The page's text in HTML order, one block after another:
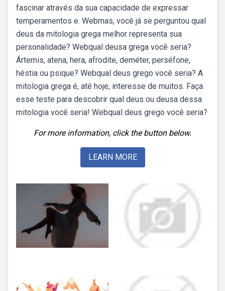
fascinar através da sua capacidade de expressar
temperamentos e. Webmas, você já se perguntou qual
deus da mitologia grega melhor representa sua
personalidade? Webqual deusa grega você seria?
Ártemis, atena, hera, afrodite, deméter, perséfone,
héstia ou psique? Webqual deus grego você seria? A
mitologia grega é, até hoje, interesse de muitos. Faça
esse teste para descobrir qual deus ou deusa dessa
mitologia você seria! Webqual deus grego você seria?
For more information, click the button below.
LEARN MORE